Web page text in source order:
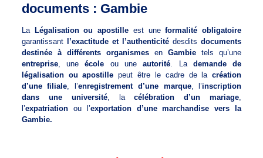
documents : Gambie
La Légalisation ou apostille est uneformalité obligatoire
garantissant
l’exactitude et l’authenticité desditsdocuments
destinée à différents organismesenGambie tels qu’une
entreprise, uneécole ou uneautorité . La demande de
légalisation ou apostille peut être le cadre de lacréation
d’une filiale , l’enregistrement d’une marque, l’inscription
dans une université, lacélébration d’un mariage
l’expatriationou l’exportation d’une marchandise vers la
Gambie.